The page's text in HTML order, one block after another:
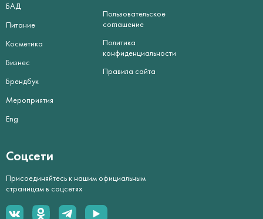
БАД
Питание
Косметика
Бизнес
Брендбук
Мероприятия
Eng
Пользовательское
соглашение
Политика
конфиденциальности
Правила сайта
Соцсети
Присоединяйтесь к нашим официальным
страницам в соцсетях